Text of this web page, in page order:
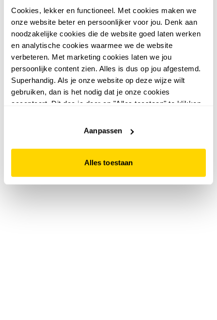
Cookies, lekker en functioneel. Met cookies maken we
onze website beter en persoonlijker voor jou. Denk aan
noodzakelijke cookies die de website goed laten werken
en analytische cookies waarmee we de website
verbeteren. Met marketing cookies laten we jou
persoonlijke content zien. Alles is dus op jou afgestemd.
Superhandig. Als je onze website op deze wijze wilt
gebruiken, dan is het nodig dat je onze cookies
accepteert. Dit doe je door op "Alles toestaan" te klikken.
website niet optimaal functioneert.
Aanpassen
Alles toestaan